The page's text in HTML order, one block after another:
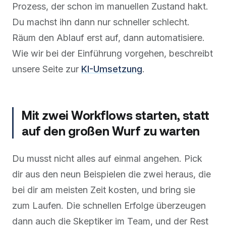
Prozess, der schon im manuellen Zustand hakt.
Du machst ihn dann nur schneller schlecht.
Räum den Ablauf erst auf, dann automatisiere.
Wie wir bei der Einführung vorgehen, beschreibt
unsere Seite zur KI-Umsetzung.
Mit zwei Workflows starten, statt
auf den großen Wurf zu warten
Du musst nicht alles auf einmal angehen. Pick
dir aus den neun Beispielen die zwei heraus, die
bei dir am meisten Zeit kosten, und bring sie
zum Laufen. Die schnellen Erfolge überzeugen
dann auch die Skeptiker im Team, und der Rest